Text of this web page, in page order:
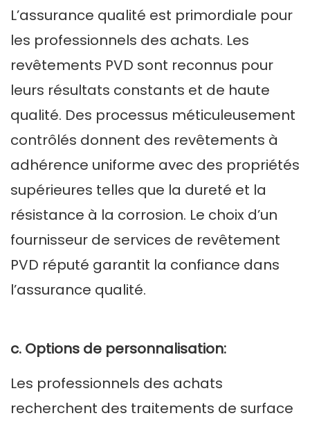
L’assurance qualité est primordiale pour
les professionnels des achats. Les
revêtements PVD sont reconnus pour
leurs résultats constants et de haute
qualité. Des processus méticuleusement
contrôlés donnent des revêtements à
adhérence uniforme avec des propriétés
supérieures telles que la dureté et la
résistance à la corrosion. Le choix d’un
fournisseur de services de revêtement
PVD réputé garantit la confiance dans
l’assurance qualité.
c. Options de personnalisation:
Les professionnels des achats
recherchent des traitements de surface